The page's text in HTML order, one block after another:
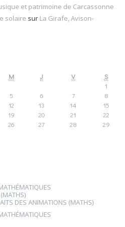
et patrimoine de Carcassonne
solaire sur La Girafe, Avison-
M J V
S
1
5 6 7
8
12 13 14
15
19 20 21
22
26 27 28
29
DES ANIMATIONS (MATHS)